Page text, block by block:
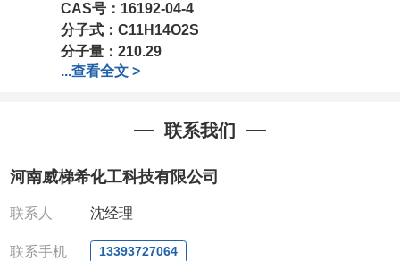
CAS号： 16192-04-4
分子式： C11H14O2S
分子量： 210.29
包装：1Mg ; 5Mg;10Mg ;100Mg;250Mg ;500Mg
作中有用到的试剂,欢迎前来询购,如若出现质量问题,
63377391/13393727064
:13393727064
联系人: 沈晓东(欢迎致电,或QQ、微信联系)
...查看全文 >
联系我们
河南威梯希化工科技有限公司
联系人 沈经理
联系手机 13393727064